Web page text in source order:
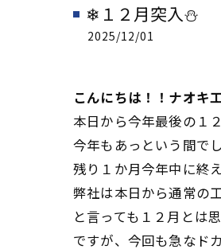
❄１２月突入⛄
2025/12/01
こんにちは！！ナオキ
本日から今年最後の１
今年もあっという間で
残り１か月今年中に終
弊社は本日から通常の
と言っても１２月とは
ですが、今回も急なド